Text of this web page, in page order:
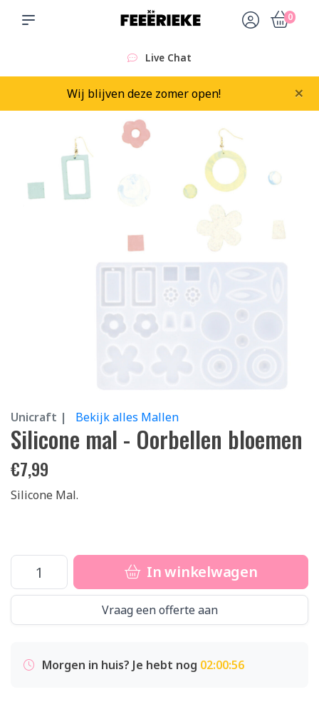
0
Live Chat
Wij blijven deze zomer open! ×
Unicraft | Bekijk alles Mallen
Silicone mal - Oorbellen bloemen
€7,99
Silicone Mal.
In winkelwagen
Vraag een offerte aan
Morgen in huis? Je hebt nog 02:00:55